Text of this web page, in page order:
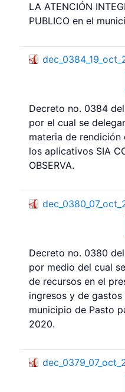
LA ATENCIÓN
PUBLICO en el
Decreto no. 0384
por el cual se
materia de rendición
los aplicativos SIA
OBSERVA.
Decreto no. 0380
por medio del cual
de recursos en el
ingresos y de
municipio de Pasto
2020.